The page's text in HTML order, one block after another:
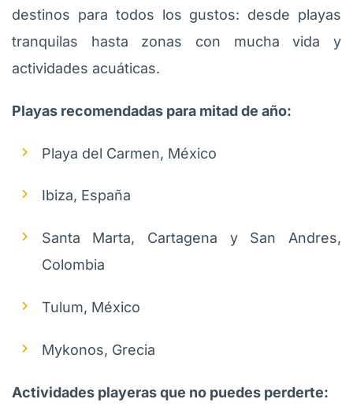
destinos para todos los gustos: desde playas
tranquilas hasta zonas con mucha vida y
actividades acuáticas.
Playas recomendadas para mitad de año:
Playa del Carmen, México
Ibiza, España
Santa Marta, Cartagena y San Andres,
Colombia
Tulum, México
Mykonos, Grecia
Actividades playeras que no puedes perderte: